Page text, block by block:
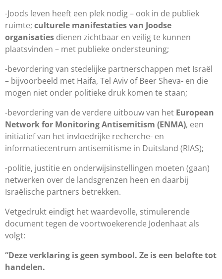
-Joods leven heeft een plek nodig – ook in de publiek
ruimte; culturele manifestaties van Joodse
organisaties dienen zichtbaar en veilig te kunnen
plaatsvinden – met publieke ondersteuning;
-bevordering van stedelijke partnerschappen met Israël
– bijvoorbeeld met Haifa, Tel Aviv of Beer Sheva- en die
mogen niet onder politieke druk komen te staan;
-bevordering van de verdere uitbouw van het European
Network for Monitoring Antisemitism (ENMA), een
initiatief van het invloedrijke recherche- en
informatiecentrum antisemitisme in Duitsland (RIAS);
-politie, justitie en onderwijsinstellingen moeten (gaan)
netwerken over de landsgrenzen heen en daarbij
Israëlische partners betrekken.
Vetgedrukt eindigt het waardevolle, stimulerende
document tegen de voortwoekerende Jodenhaat als
volgt:
“Deze verklaring is geen symbool. Ze is een belofte tot
handelen.